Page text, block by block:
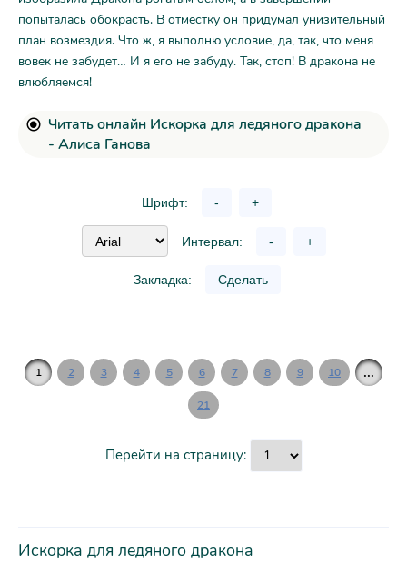
попыталась обокрасть. В отместку он придумал унизительный
план возмездия. Что ж, я выполню условие, да, так, что меня
вовек не забудет… И я его не забуду. Так, стоп! В дракона не
влюбляемся!
Читать онлайн Искорка для ледяного дракона
- Алиса Ганова
Шрифт: - +
Интервал: - +
Закладка: Сделать
1 2 3 4 5 6 7 8 9 10 ...
21
Перейти на страницу:
Искорка для ледяного дракона